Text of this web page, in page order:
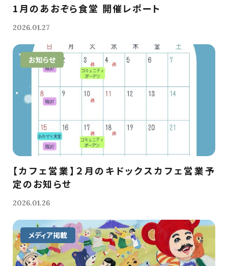
1月のあおぞら食堂 開催レポート
2026.01.27
お知らせ
【カフェ営業】２月のキドックスカフェ営業予
定のお知らせ
2026.01.26
メディア掲載